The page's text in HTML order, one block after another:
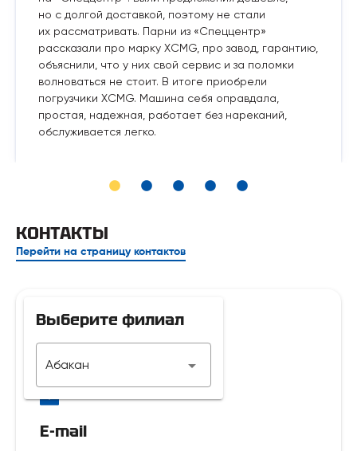
но с долгой доставкой, поэтому не стали
их рассматривать. Парни из «Спеццентр»
рассказали про марку XCMG, про завод, гарантию,
объяснили, что у них свой сервис и за поломки
волноваться не стоит. В итоге приобрели
погрузчики XCMG. Машина себя оправдала,
простая, надежная, работает без нареканий,
обслуживается легко.
КОНТАКТЫ
Перейти на страницу контактов
Выберите филиал
Абакан
E-mail